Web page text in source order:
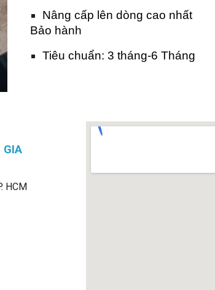
Nâng cấp lên dòng cao nhất
Bảo hành
Tiêu chuẩn: 3 tháng-6 Tháng
HCM